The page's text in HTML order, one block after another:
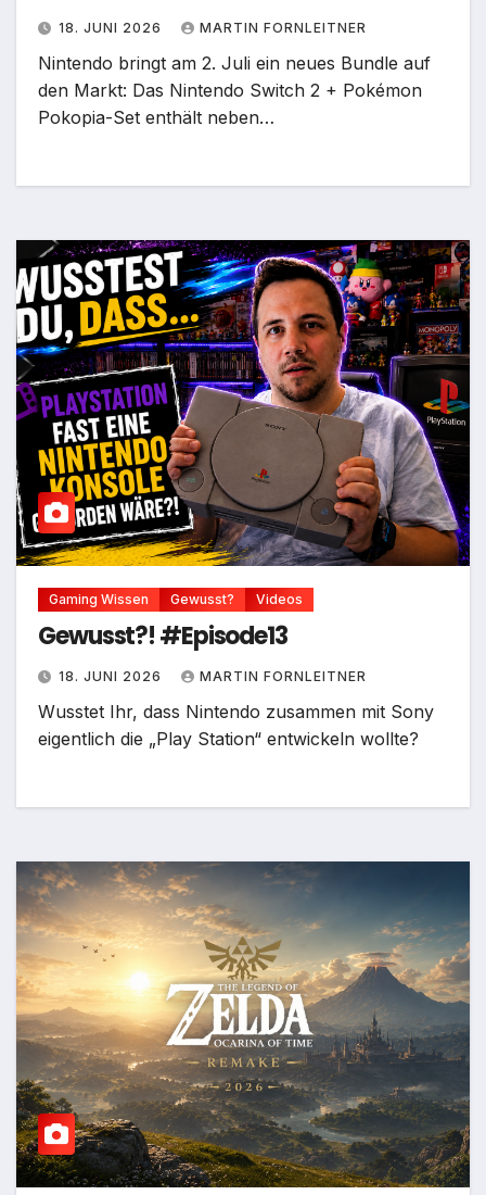
18. JUNI 2026 MARTIN FORNLEITNER
Nintendo bringt am 2. Juli ein neues Bundle auf
den Markt: Das Nintendo Switch 2 + Pokémon
Pokopia-Set enthält neben…
Gaming Wissen Gewusst? Videos
Gewusst?! #Episode13
18. JUNI 2026 MARTIN FORNLEITNER
Wusstet Ihr, dass Nintendo zusammen mit Sony
eigentlich die „Play Station“ entwickeln wollte?